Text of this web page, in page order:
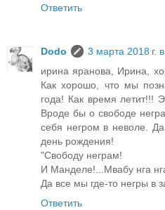
Ответить
Dodo
3 марта 2018 г.
ирина яранова, Ирина,
Как хорошо, что мы
года! Как время летит!!!
Вроде бы о свободе
себя негром в неволе.
день рождения!
"Свободу неграм!
И Манделе!...Мвабу нга
Да все мы где-то негры в
Ответить